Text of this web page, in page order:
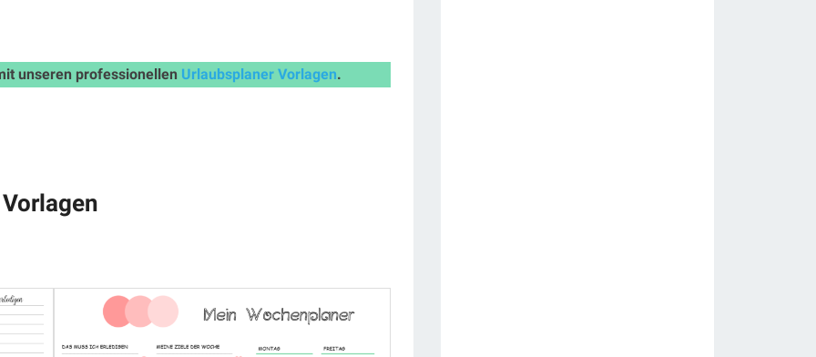
unseren professionellen Urlaubsplaner Vorlagen.